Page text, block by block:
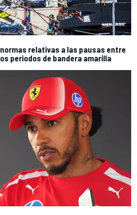
normas relativas a las pausas entre
periodos de bandera amarilla